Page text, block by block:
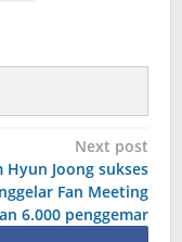
Next post
Hyun Joong sukses
Fan Meeting
6.000 penggemar